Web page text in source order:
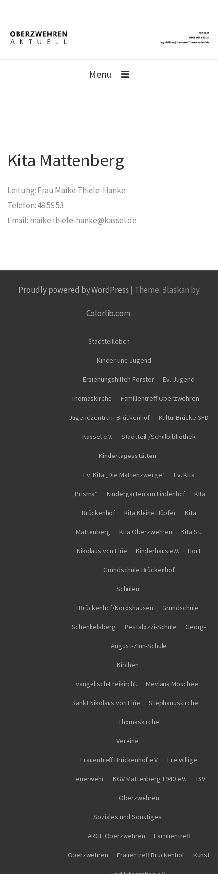
Menu
Kita Mattenberg
Leitung: Frau Maike Thiele-Hanke
Telefon: 49 59 53
Email: maike.thiele-hanke@kassel.de
Proudly powered by WordPress | Theme: Blaskan by
Colorlib.com.
Stadtteilleben
Kinder und Jugend
Erziehungshilfen Förster Ev. Jugend
Thomaskirche Familientreff Oberzwehren
Jugendzentrum Brückenhof KulturBrücke SFD
Kassel e.V. Stadtteil-/Schulbibliothek
Kindertagesstätten
Ev. Kita „Die Mattenzwerge“ Ev. Kita
„Prisma“ Kindergarten am Lindenhof Kita
Brückenhof Kita Kleine Hüpfer Kita
Mattenberg Kita Oberzwehren Kita St.
Nikolaus von Flüe Kinderhaus e.V. Hort
Grundschule Brückenhof
Schulen
Brückenhof/Nordshausen Grundschule
Schenkelsberg Pestalozzi-Schule Georg-
August-Zinn-Schule
Kirchen
Evangelisch-Freikirchl. Mevlana Moschee
Sankt Nikolaus von Flüe Stephanuskirche
Thomaskirche
Vereine
Frauentreff Brückenhof e.V. Freiwillige
Feuerwehr KGV Mattenberg 1940 e.V. TSV
Oberzwehren
Soziales und Sonstiges
ARGE Oberzwehren Familientreff
Oberzwehren Frauentreff Brückenhof Kunst